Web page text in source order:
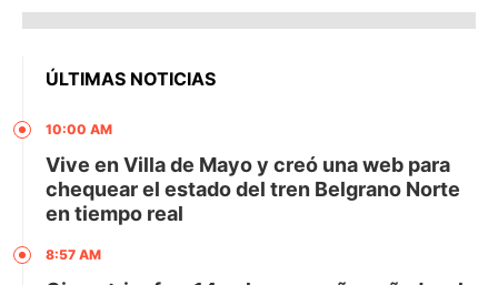
ÚLTIMAS NOTICIAS
10:00 AM
Vive en Villa de Mayo y creó una web para
chequear el estado del tren Belgrano Norte
en tiempo real
8:57 AM